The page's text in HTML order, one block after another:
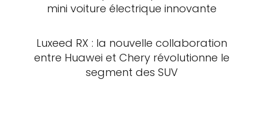
mini voiture électrique innovante
Luxeed RX : la nouvelle collaboration
entre Huawei et Chery révolutionne le
segment des SUV